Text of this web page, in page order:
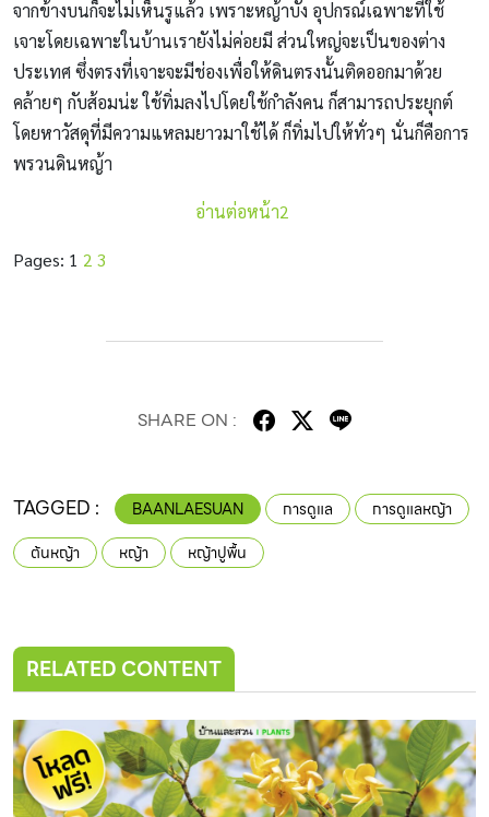
จากข้างบนก็จะไม่เห็นรูแล้ว เพราะหญ้าบัง อุปกรณ์เฉพาะที่ใช้
เจาะโดยเฉพาะในบ้านเรายังไม่ค่อยมี ส่วนใหญ่จะเป็นของต่าง
ประเทศ ซึ่งตรงที่เจาะจะมีช่องเพื่อให้ดินตรงนั้นติดออกมาด้วย
คล้ายๆ กับส้อมน่ะ ใช้ทิ่มลงไปโดยใช้กำลังคน ก็สามารถประยุกต์
โดยหาวัสดุที่มีความแหลมยาวมาใช้ได้ ก็ทิ่มไปให้ทั่วๆ นั่นก็คือการ
พรวนดินหญ้า
อ่านต่อหน้า2
Pages: 1 2 3
SHARE ON :
TAGGED : BAANLAESUAN การดูแล
การดูแลหญ้า
ต้นหญ้า
หญ้า หญ้าปูพื้น
RELATED CONTENT